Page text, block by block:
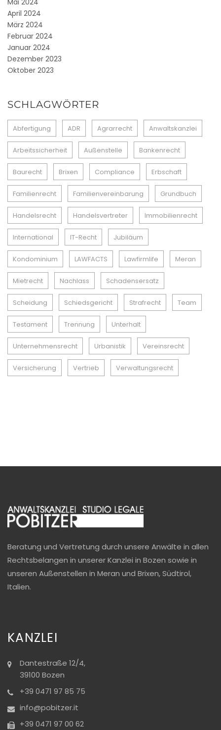
Mai 2024
April 2024
März 2024
Februar 2024
Januar 2024
Dezember 2023
Oktober 2023
SCHLAGWÖRTER
Abfertigung ADR Agrarrecht Anwaltskanzlei
Arbeitssicherheit Außenstelle Bankenrecht
Baurecht Brixen Compliance Erbschaft
Familienrecht Familienvereinbarung Grundbuch
Handelsrecht Handelsvertreter Immobilienrecht
International IT-Recht Jubiläum
Kondominium LAWFACTS Lawfirmlife Meran
Mietrecht Nachlass Schadensersatz
Scheidung Schiedsgericht Strafrecht Team
Testament Trennung Unterhalt
Unternehmensrecht Urbanistik Vereinsrecht
Versicherung Vertrieb Verwaltungsrecht
Beratung und Vertretung durch unsere Anwälte in allen
Rechtsbelangen in unserer Kanzlei in Bozen sowie in
unseren Außenstellen in Meran und Brixen, Südtirol,
Italien.
KANZLEI
Dantestraße 12/4,
39100 Bozen
+39 0471 97 85 75
info@pobitzer.it
+39 0471 97 00 62